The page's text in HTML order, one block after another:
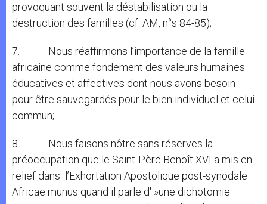
provoquant souvent la déstabilisation ou la
destruction des familles (cf. AM, n°s 84-85);
7. Nous réaffirmons l’importance de la famille
africaine comme fondement des valeurs humaines
éducatives et affectives dont nous avons besoin
pour être sauvegardés pour le bien individuel et celui
commun;
8. Nous faisons nôtre sans réserves la
préoccupation que le Saint-Père Benoît XVI a mis en
relief dans l’Exhortation Apostolique post-synodale
Africae munus quand il parle d' »une dichotomie